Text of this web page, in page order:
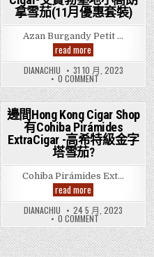
-
羅
密
歐
寬
丘
吉
爾
雪
茄?
RYJ
WIDE
CHURCHILLS
CIGAR
-
歐
寬
吉
爾
雪
茄?
拿雪茄(11月優惠套裝)
Azan Burgandy Petit …
read more
古
巴
雪
茄】
Azan
Burgandy
Petit
Corona
Cigar-
艾
贊
勃
墾
地
小
高
朗
拿
雪
茄
(11
月
DIANACHIU 31 10 月, 2023
0 COMMENTON
【非
古
巴
雪
茄】
AZAN
BURGANDY
PETIT
艾
贊
地
小
朗
拿
雪
茄
Posted
in
邊間Hong Kong Cigar Shop
有Cohiba Pirámides
ExtraCigar -高希特級金字
塔雪茄?
Cohiba Pirámides Ext…
read more
間
Hong
Kong
Cigar
Shop
有
Cohiba
DIANACHIU 24 5 月, 2023
0 COMMENTON
邊
間
HONG
KONG